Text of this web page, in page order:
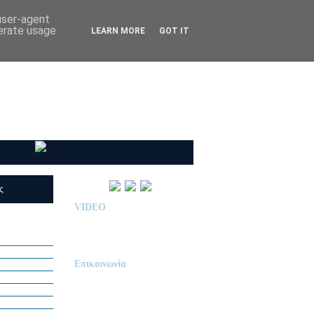
VIDEO
Επικοινωνία
agent
usage
LEARN MORE GOT IT